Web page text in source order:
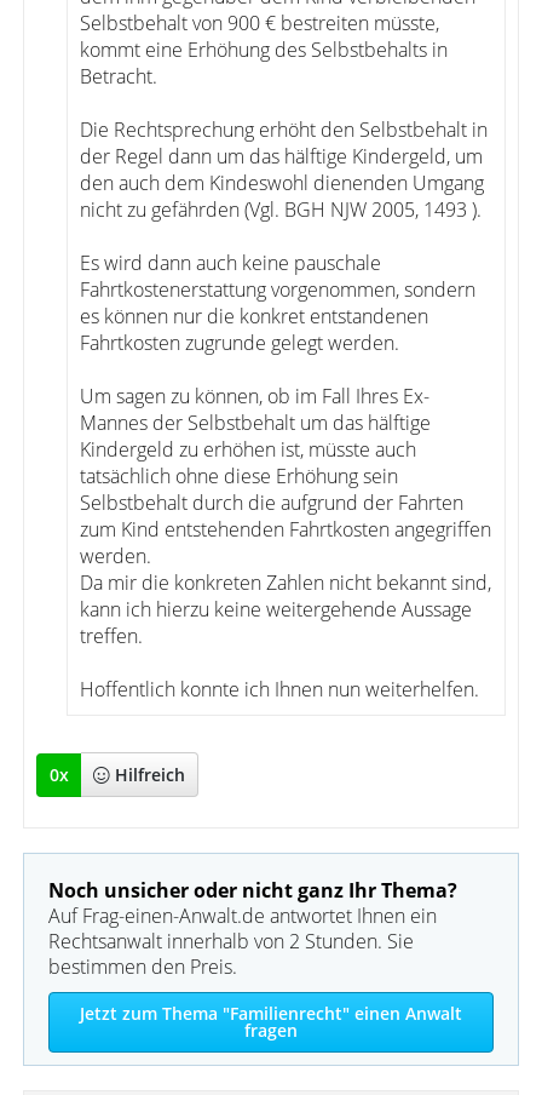
Selbstbehalt von 900 € bestreiten müsste,
kommt eine Erhöhung des Selbstbehalts in
Betracht.
Die Rechtsprechung erhöht den Selbstbehalt in
der Regel dann um das hälftige Kindergeld, um
den auch dem Kindeswohl dienenden Umgang
nicht zu gefährden (Vgl. BGH NJW 2005, 1493 ).
Es wird dann auch keine pauschale
Fahrtkostenerstattung vorgenommen, sondern
es können nur die konkret entstandenen
Fahrtkosten zugrunde gelegt werden.
Um sagen zu können, ob im Fall Ihres Ex-
Mannes der Selbstbehalt um das hälftige
Kindergeld zu erhöhen ist, müsste auch
tatsächlich ohne diese Erhöhung sein
Selbstbehalt durch die aufgrund der Fahrten
zum Kind entstehenden Fahrtkosten angegriffen
werden.
Da mir die konkreten Zahlen nicht bekannt sind,
kann ich hierzu keine weitergehende Aussage
treffen.
Hoffentlich konnte ich Ihnen nun weiterhelfen.
0x Hilfreich
Noch unsicher oder nicht ganz Ihr Thema?
Auf Frag-einen-Anwalt.de antwortet Ihnen ein
Rechtsanwalt innerhalb von 2 Stunden. Sie
bestimmen den Preis.
Jetzt zum Thema "Familienrecht" einen Anwalt
fragen